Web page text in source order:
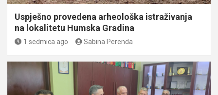
Uspješno provedena arheološka istraživanja
na lokalitetu Humska Gradina
1 sedmica ago Sabina Perenda